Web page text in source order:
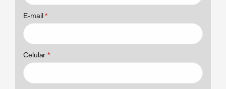
E-mail*
Celular*